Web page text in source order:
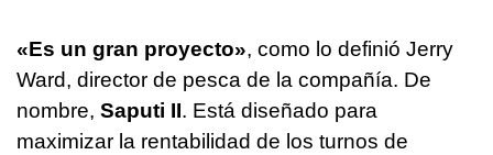
«Es un gran proyecto», como lo definió Jerry
Ward, director de pesca de la compañía. De
nombre, Saputi II. Está diseñado para
maximizar la rentabilidad de los turnos de